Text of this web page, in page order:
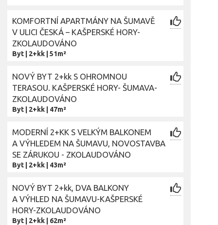
KOMFORTNÍ APARTMÁNY NA ŠUMAVĚ
V ULICI ČESKÁ – KAŠPERSKÉ HORY-
ZKOLAUDOVÁNO
Byt 2+kk 51m²
NOVÝ BYT 2+kk S OHROMNOU
TERASOU. KAŠPERSKÉ HORY- ŠUMAVA-
ZKOLAUDOVÁNO
Byt 2+kk 47m²
MODERNÍ 2+KK S VELKÝM BALKONEM
A VÝHLEDEM NA ŠUMAVU, NOVOSTAVBA
SE ZÁRUKOU - ZKOLAUDOVÁNO
Byt 2+kk 43m²
NOVÝ BYT 2+kk, DVA BALKONY
A VÝHLED NA ŠUMAVU-KAŠPERSKÉ
HORY-ZKOLAUDOVÁNO
Byt 2+kk 62m²